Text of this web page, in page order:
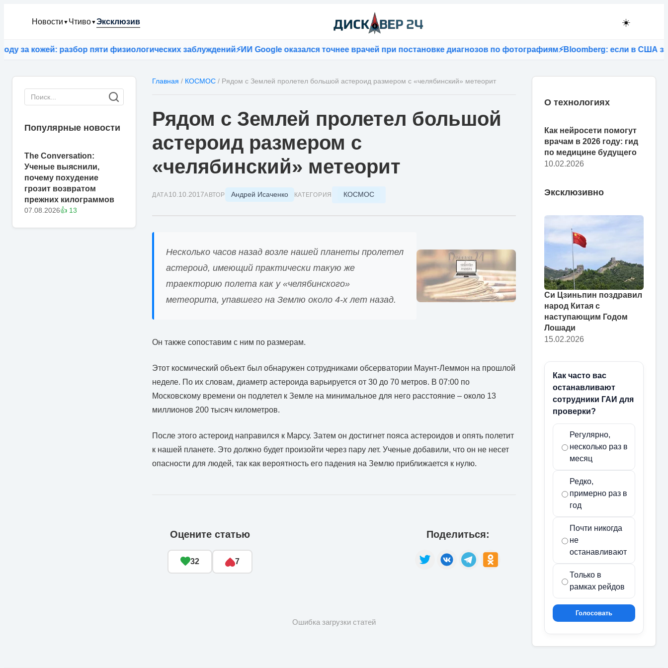
Новости ▼ Чтиво▼Эксклюзив ☀️
кожей: разбор пяти физиологических заблуждений⚡ИИ Google оказался точнее врачей при постановке диагнозов по фотографиям⚡Bloomberg: если в США
Популярные новости
The Conversation:
Ученые выяснили,
почему похудение
грозит возвратом
прежних килограммов
07.08.2026👍 13
Главная / КОСМОС / Рядом с Землей пролетел большой астероид размером с «челябинский» метеорит
Рядом с Землей пролетел большой
астероид размером с
«челябинский» метеорит
ДАТА10.10.2017АВТОР Андрей Исаченко КАТЕГОРИЯ КОСМОС
Несколько часов назад возле нашей планеты пролетел
астероид, имеющий практически такую же
траекторию полета как у «челябинского»
метеорита, упавшего на Землю около 4-х лет назад.
Он также сопоставим с ним по размерам.
Этот космический объект был обнаружен сотрудниками обсерватории Маунт-Леммон на прошлой
неделе. По их словам, диаметр астероида варьируется от 30 до 70 метров. В 07:00 по
Московскому времени он подлетел к Земле на минимальное для него расстояние – около 13
миллионов 200 тысяч километров.
После этого астероид направился к Марсу. Затем он достигнет пояса астероидов и опять полетит
к нашей планете. Это должно будет произойти через пару лет. Ученые добавили, что он не несет
опасности для людей, так как вероятность его падения на Землю приближается к нулю.
Оцените статью
32 7
Поделиться:
Ошибка загрузки статей
О технологиях
Как нейросети помогут
врачам в 2026 году: гид
по медицине будущего
10.02.2026
Эксклюзивно
Си Цзиньпин поздравил
народ Китая с
наступающим Годом
Лошади
15.02.2026
Как часто вас
останавливают
сотрудники ГАИ для
проверки?
Регулярно,
несколько раз в
месяц
Редко,
примерно раз в
год
Почти никогда
не
останавливают
Только в
рамках рейдов
Голосовать